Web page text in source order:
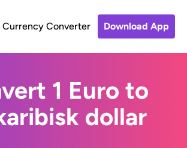
Currency Converter Download App
1 Euro to
dollar